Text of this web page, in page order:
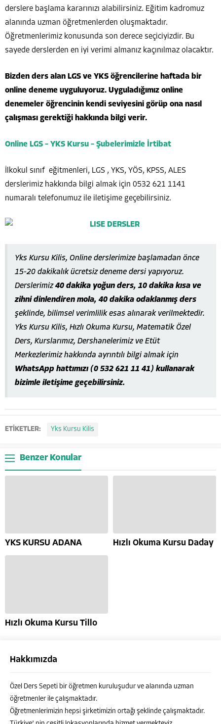
derslere başlama kararınızı alabilirsiniz. Eğitim kadromuz
alanında uzman öğretmenlerden oluşmaktadır.
Öğretmenlerimiz konusunda son derece seçiciyizdir. Bu
sayede derslerden en iyi verimi almanız kaçınılmaz olacaktır.
Bizden ders alan LGS ve YKS öğrencilerine haftada bir
online deneme uyguluyoruz. Uyguladığımız online
denemeler öğrencinin kendi seviyesini görüp ona nasıl
çalışması gerektiği hakkında bilgi verir.
Online LGS – YKS Kursu – Şubelerimizle İrtibat
İlkokul sınıf eğitmenleri, LGS , YKS, YÖS, KPSS, ALES
derslerimiz hakkında bilgi almak için 0532 621 1141
numaralı telefonumuz ile iletişime geçebilirsiniz.
Yks Kursu Kilis, Online derslerimize başlamadan önce
15-20 dakikalık ücretsiz deneme dersi yapıyoruz.
Derslerimiz40 dakika yoğun ders, 10 dakika kısa ve
zihni dinlendiren mola, 40 dakika odaklanmış ders
şeklinde, bilimsel verimlilik esas alınarak verilmektedir.
Yks Kursu Kilis, Hızlı Okuma Kursu, Matematik Özel
Ders, Kurslarımız, Dershanelerimiz ve Etüt
Merkezlerimiz hakkında ayrıntılı bilgi almak için
WhatsApp hattımızı (0 532 621 11 41) kullanarak
bizimle iletişime geçebilirsiniz.
ETİKETLER: Yks Kursu Kilis
Benzer Konular
YKS KURSU ADANA Hızlı Okuma Kursu Daday
Hızlı Okuma Kursu Tillo
Hakkımızda
Özel Ders Sepeti bir öğretmen kuruluşudur ve alanında uzman
öğretmenler ile çalışmaktadır.
Öğretmenlerimizin hepsi şirketimizin ortağı şeklinde çalışmaktadır.